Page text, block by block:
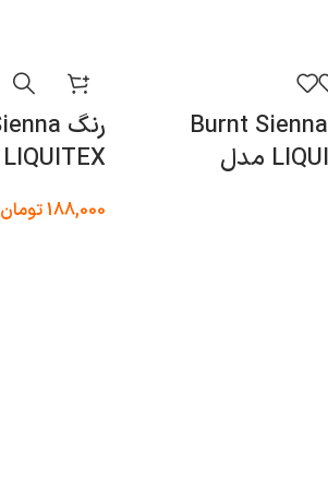
رنگ قهوه ای Burnt Sienna
اکریلیک LIQUITEX مدل
LIQUITEX مدل BASICS
188,000تومان